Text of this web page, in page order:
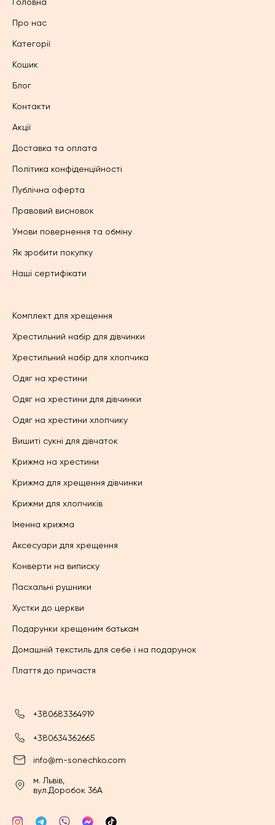
Про нас
Категорії
Кошик
Блог
Контакти
Акції
Доставка та оплата
Політика конфіденційності
Публічна оферта
Правовий висновок
Умови повернення та обміну
Як зробити покупку
Наші сертифікати
Комплект для хрещення
Хрестильний набір для дівчинки
Хрестильний набір для хлопчика
Одяг на хрестини
Одяг на хрестини для дівчинки
Одяг на хрестини хлопчику
Вишиті сукні для дівчаток
Крижма на хрестини
Крижма для хрещення дівчинки
Крижми для хлопчиків
Іменна крижма
Аксесуари для хрещення
Конверти на виписку
Пасхальні рушники
Хустки до церкви
Подарунки хрещеним батькам
Домашній текстиль для себе і на подарунок
Плаття до причастя
+380683364919
+380634362665
info@m-sonechko.com
м. Львів,
вул.Доробок 36А